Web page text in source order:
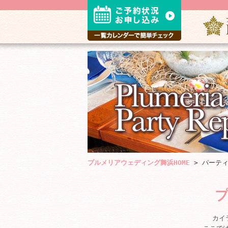
プルメリアウェディング舞浜HOME > パーテ
カイ